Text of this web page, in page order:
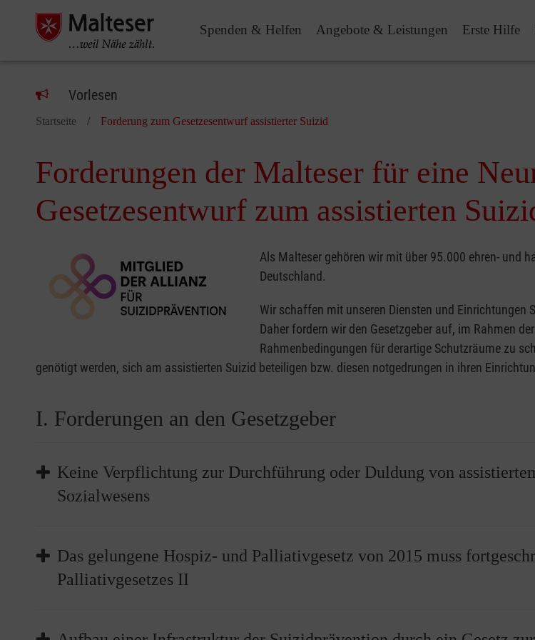
Spenden & Helfen Angebote & Leistungen Erste Hilfe
Vorlesen
Startseite Forderung zum Gesetzesentwurf assistierter Suizid
Forderungen der Malteser für eine
Gesetzesentwurf zum assistierten
Als Malteser gehören wir mit über 95.000 ehren- und
Deutschland.
Wir schaffen mit unseren Diensten und Einrichtungen
Daher fordern wir den Gesetzgeber auf, im Rahmen
Rahmenbedingungen für derartige Schutzräume zu
genötigt werden, sich am assistierten Suizid beteiligen bzw. diesen notgedrungen in ihren
I. Forderungen an den Gesetzgeber
Keine Verpflichtung zur Durchführung oder Duldung von
Sozialwesens
Suizidassistenz ist weder gesetzlich noch nach unserem Selbstverständnis Aufgabe von
Palliativversorgung, Krankenhäuser, stationäre Pflegeeinrichtungen sowie ambulante
Weder Einzelpersonen noch Einrichtungen – unabhängig davon, ob sie konfessionell
Das gelungene Hospiz- und Palliativgesetz von 2015 muss
Palliativgesetzes II
In der ambulanten Versorgung: